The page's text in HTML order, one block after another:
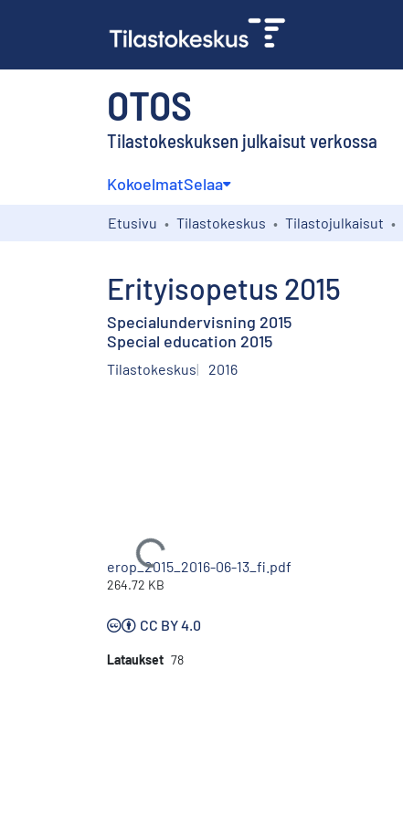
OTOS
Tilastokeskuksen julkaisut verkossa
KokoelmatSelaa
Etusivu Tilastokeskus Tilastojulkaisut
Erityisopetus 2015
Specialundervisning 2015
Special education 2015
Tilastokeskus 2016
Ladataan...
erop_2015_2016-06-13_fi.pdf
264.72 KB
CC BY 4.0
Lataukset 78